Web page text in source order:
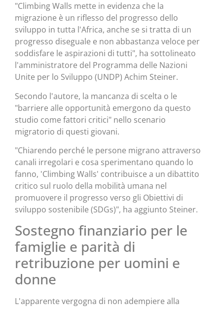
"Climbing Walls mette in evidenza che la
migrazione è un riflesso del progresso dello
sviluppo in tutta l'Africa, anche se si tratta di un
progresso diseguale e non abbastanza veloce per
soddisfare le aspirazioni di tutti", ha sottolineato
l'amministratore del Programma delle Nazioni
Unite per lo Sviluppo (UNDP) Achim Steiner.
Secondo l'autore, la mancanza di scelta o le
"barriere alle opportunità emergono da questo
studio come fattori critici" nello scenario
migratorio di questi giovani.
"Chiarendo perché le persone migrano attraverso
canali irregolari e cosa sperimentano quando lo
fanno, 'Climbing Walls' contribuisce a un dibattito
critico sul ruolo della mobilità umana nel
promuovere il progresso verso gli Obiettivi di
sviluppo sostenibile (SDGs)", ha aggiunto Steiner.
Sostegno finanziario per le
famiglie e parità di
retribuzione per uomini e
donne
L'apparente vergogna di non adempiere alla